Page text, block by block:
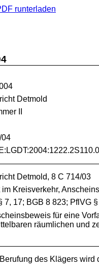
runterladen
Detmold
II
04
Detmold, 8 C 714/03
im Kreisverkehr,
7, 17; BGB 8 823; PflVG §
für eine
räumlichen und
des Klägers wird